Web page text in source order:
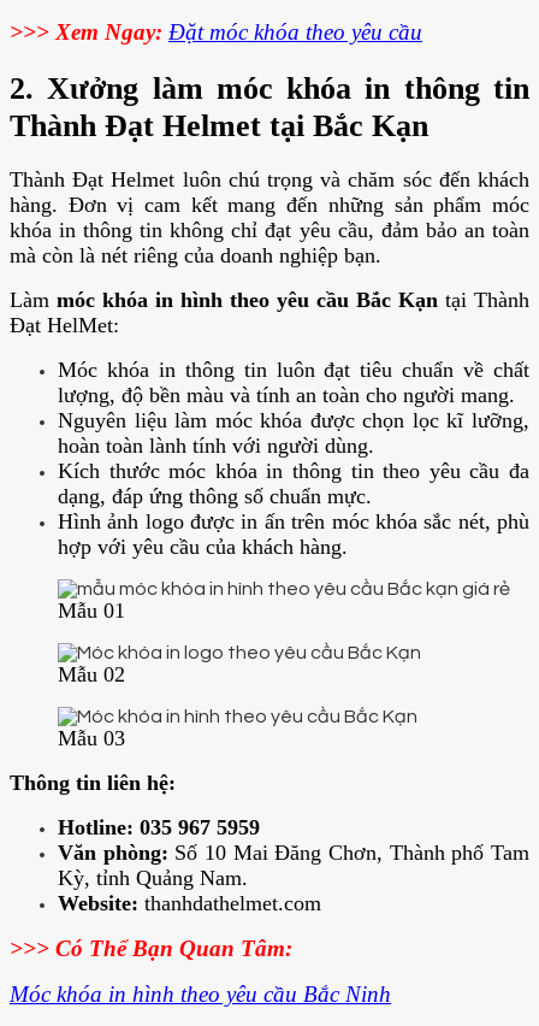
>>> Xem Ngay: Đặt móc khóa theo yêu cầu
2. Xưởng làm móc khóa in thông tin
Thành Đạt Helmet tại Bắc Kạn
Thành Đạt Helmet luôn chú trọng và chăm sóc đến khách
hàng. Đơn vị cam kết mang đến những sản phẩm móc
khóa in thông tin không chỉ đạt yêu cầu, đảm bảo an toàn
mà còn là nét riêng của doanh nghiệp bạn.
Làm móc khóa in hình theo yêu cầu Bắc Kạn tại Thành
Đạt HelMet:
Móc khóa in thông tin luôn đạt tiêu chuẩn về chất
lượng, độ bền màu và tính an toàn cho người mang.
Nguyên liệu làm móc khóa được chọn lọc kĩ lưỡng,
hoàn toàn lành tính với người dùng.
Kích thước móc khóa in thông tin theo yêu cầu đa
dạng, đáp ứng thông số chuẩn mực.
Hình ảnh logo được in ấn trên móc khóa sắc nét, phù
hợp với yêu cầu của khách hàng.
Mẫu 01
Mẫu 02
Mẫu 03
Thông tin liên hệ:
Hotline: 035 967 5959
Văn phòng: Số 10 Mai Đăng Chơn, Thành phố Tam
Kỳ, tỉnh Quảng Nam.
Website: thanhdathelmet.com
>>> Có Thể Bạn Quan Tâm:
Móc khóa in hình theo yêu cầu Bắc Ninh